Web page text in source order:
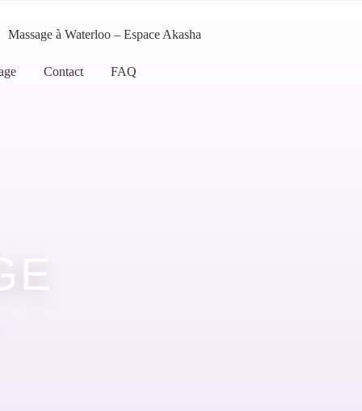
Massage à Waterloo – Espace Akasha
Contact FAQ